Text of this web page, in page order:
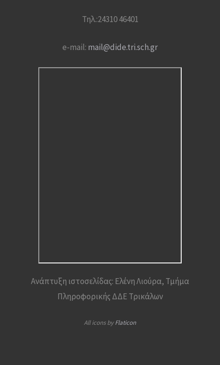
Τηλ.:24310 46401
e-mail: mail@dide.tri.sch.gr
Ανάπτυξη ιστοσελίδας: Ελένη Λιούρα, Τμήμα
Πληροφορικής ΔΔΕ Τρικάλων
All icons byFlaticon